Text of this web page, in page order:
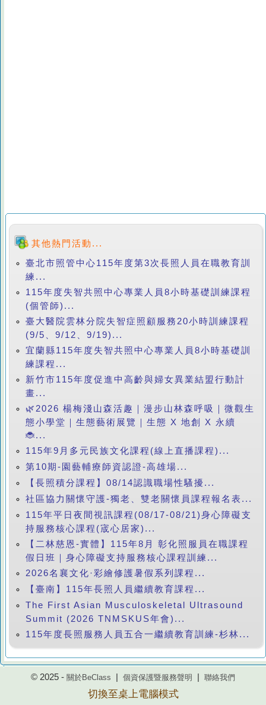
其他熱門活動...
臺北市照管中心115年度第3次長照人員在職教育訓
練...
115年度失智共照中心專業人員8小時基礎訓練課程
(個管師)...
臺大醫院雲林分院失智症照顧服務20小時訓練課程
(9/5、9/12、9/19)...
宜蘭縣115年度失智共照中心專業人員8小時基礎訓
練課程...
新竹市115年度促進中高齡與婦女異業結盟行動計
畫...
🌿2026 楊梅淺山森活趣｜漫步山林森呼吸｜微觀生
態小學堂｜生態藝術展覽｜生態 X 地創 X 永續
🐞...
115年9月多元民族文化課程(線上直播課程)...
第10期-園藝輔療師資認證-高雄場...
【長照積分課程】08/14認識職場性騷擾...
社區協力關懷守護-獨老、雙老關懷員課程報名表...
115年平日夜間視訊課程(08/17-08/21)身心障礙支
持服務核心課程(宬心居家)...
【二林慈恩-實體】115年8月 彰化照服員在職課程
假日班｜身心障礙支持服務核心課程訓練...
2026名襄文化·彩繪修護暑假系列課程...
【臺南】115年長照人員繼續教育課程...
The First Asian Musculoskeletal Ultrasound
Summit (2026 TNMSKUS年會)...
115年度長照服務人員五合一繼續教育訓練-杉林...
© 2025 - 關於BeClass 個資保護暨服務聲明 聯絡我們
切換至桌上電腦模式